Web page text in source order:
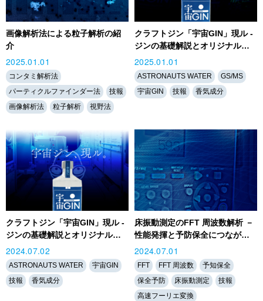
画像解析法による粒子解析の紹
介
2025.01.01
コンタミ解析法
パーティクルファインダー法
技報
画像解析法
粒子解析 視野法
クラフトジン「宇宙GIN」現ル -
ジンの基礎解説とオリジナル…
2025.01.01
ASTRONAUTS WATER
GS/MS
宇宙GIN
技報 香気成分
クラフトジン「宇宙GIN」現ル -
ジンの基礎解説とオリジナル…
2024.07.02
ASTRONAUTS WATER
宇宙GIN
技報
香気成分
床振動測定のFFT 周波数解析 －
性能発揮と予防保全につなが…
2024.07.01
FFT FFT 周波数
予知保全
保全予防
床振動測定
技報
高速フーリエ変換